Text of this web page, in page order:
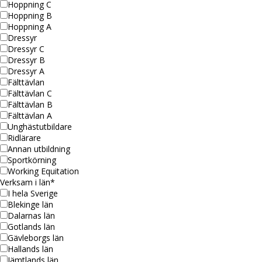
Hoppning C
Hoppning B
Hoppning A
Dressyr
Dressyr C
Dressyr B
Dressyr A
Fälttävlan
Fälttävlan C
Fälttävlan B
Fälttävlan A
Unghästutbildare
Ridlärare
Annan utbildning
Sportkörning
Working Equitation
Verksam i län*
I hela Sverige
Blekinge län
Dalarnas län
Gotlands län
Gävleborgs län
Hallands län